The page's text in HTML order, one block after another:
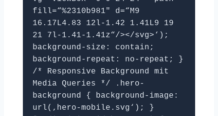
fill=“%2310b981″ d=“M9
16.17L4.83 12l-1.42 1.41L9 19
21 7l-1.41-1.41z“/></svg>‘);
background-size: contain;
background-repeat: no-repeat; }
/* Responsive Background mit
Media Queries */ .hero-
background { background-image:
url(‚hero-mobile.svg‘); }